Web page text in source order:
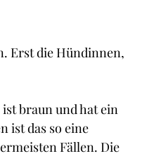
Erst die Hündinnen,
braun und hat ein
ist das so eine
Fällen. Die